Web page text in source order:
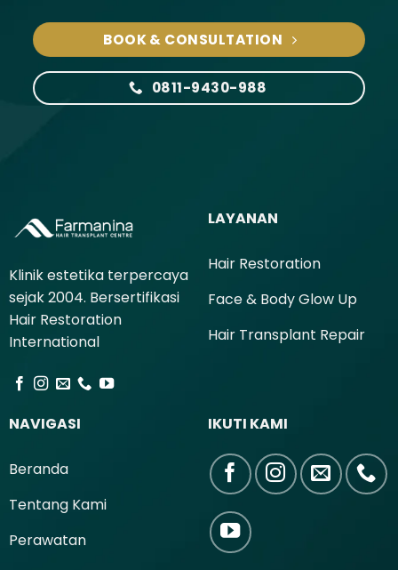
BOOK & CONSULTATION
0811-9430-988
Klinik estetika terpercaya
sejak 2004. Bersertifikasi
Hair Restoration
International
LAYANAN
Hair Restoration
Face & Body Glow Up
Hair Transplant Repair
NAVIGASI
Beranda
Tentang Kami
Perawatan
IKUTI KAMI